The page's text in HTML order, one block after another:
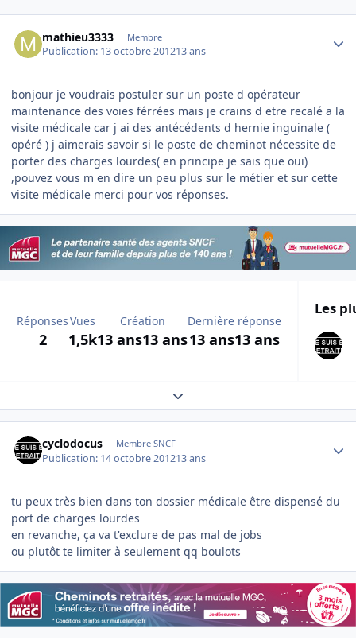
mathieu3333 Membre
Publication: 13 octobre 201213 ans
bonjour je voudrais postuler sur un poste d opérateur
maintenance des voies férrées mais je crains d etre recalé a la
visite médicale car j ai des antécédents d hernie inguinale (
opéré ) j aimerais savoir si le poste de cheminot nécessite de
porter des charges lourdes( en principe je sais que oui)
,pouvez vous m en dire un peu plus sur le métier et sur cette
visite médicale merci pour vos réponses.
Réponses
2
Vues
1,5k
Création
13 ans13 ans
Dernière réponse
13 ans13 ans
Les
Expand topic overview
cyclodocus Membre SNCF
Publication: 14 octobre 201213 ans
tu peux très bien dans ton dossier médicale être dispensé du
port de charges lourdes
en revanche, ça va t'exclure de pas mal de jobs
ou plutôt te limiter à seulement qq boulots